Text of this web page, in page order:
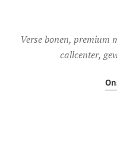
Verse bonen, premium
callcenter,